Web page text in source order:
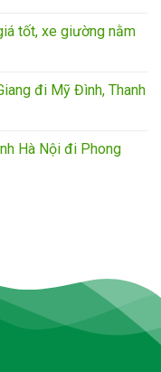
tốt, xe giường nằm
đi Mỹ Đình, Thanh
Hà Nội đi Phong